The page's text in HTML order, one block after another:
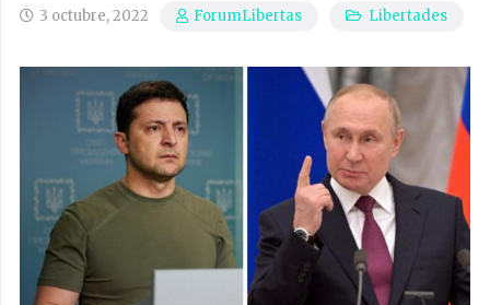
3 octubre, 2022 ForumLibertas Libertades